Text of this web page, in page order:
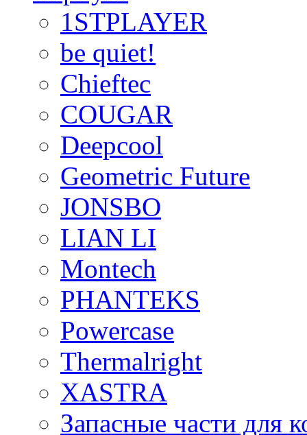
1STPLAYER
be quiet!
Chieftec
COUGAR
Deepcool
Geometric Future
JONSBO
LIAN LI
Montech
PHANTEKS
Powercase
Thermalright
XASTRA
Запасные части для